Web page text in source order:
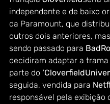
independente e de baixo
da Paramount, que
outros dois anteriores,
sendo passado para
decidiram adaptar a
parte do
seguida, vendida para
responsável pela exibição